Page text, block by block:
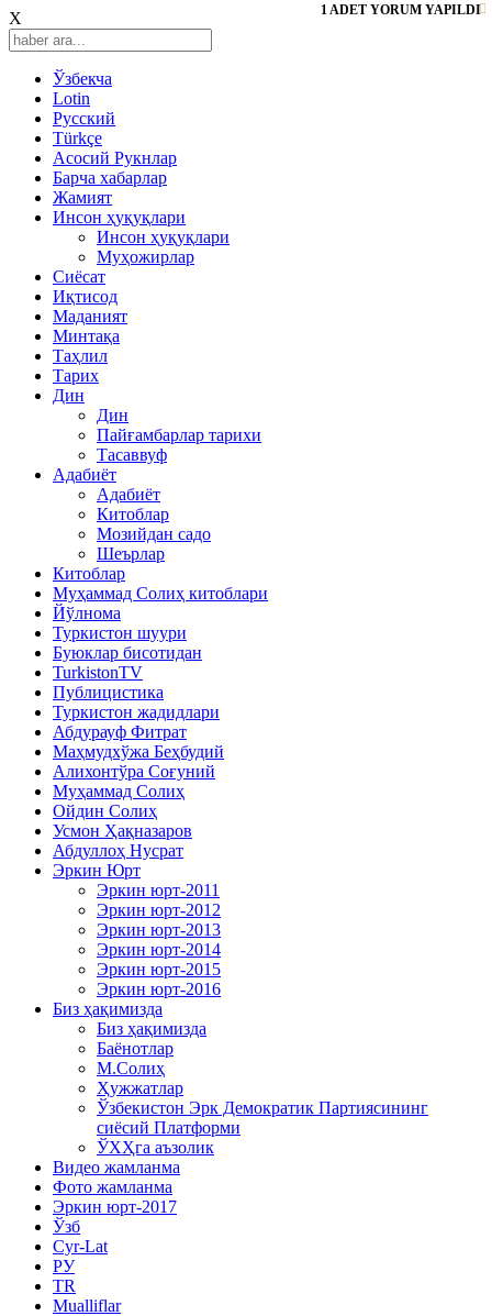
X
Ўзбекча
Lotin
Русский
Türkçe
Асосий Рукнлар
Барча хабарлар
Жамият
Инсон ҳуқуқлари
Инсон ҳуқуқлари
Муҳожирлар
Сиёсат
Иқтисод
Mаданият
Минтақа
Таҳлил
Тарих
Дин
Дин
Пайғамбарлар тарихи
Тасаввуф
Адабиёт
Адабиёт
Китоблар
Мозийдан садо
Шеърлар
Китоблар
Муҳаммад Солиҳ китоблари
Йўлнома
Туркистон шуури
Буюклар бисотидан
TurkistonTV
Публицистика
Туркистон жадидлари
Абдурауф Фитрат
Маҳмудхўжа Беҳбудий
Алихонтўра Соғуний
Муҳаммад Солиҳ
Ойдин Солиҳ
Усмон Ҳақназаров
Абдуллоҳ Нусрат
Эркин Юрт
Эркин юрт-2011
Эркин юрт-2012
Эркин юрт-2013
Эркин юрт-2014
Эркин юрт-2015
Эркин юрт-2016
Биз ҳақимизда
Биз ҳақимизда
Баёнотлар
М.Солиҳ
Ҳужжатлар
Ўзбекистон Эрк Демократик Партиясининг
сиёсий Платформи
ЎХҲга аъзолик
Видео жамланма
Фото жамланма
Эркин юрт-2017
Ўзб
Cyr-Lat
РУ
TR
Mualliflar
1 ADET YORUM YAPILDI